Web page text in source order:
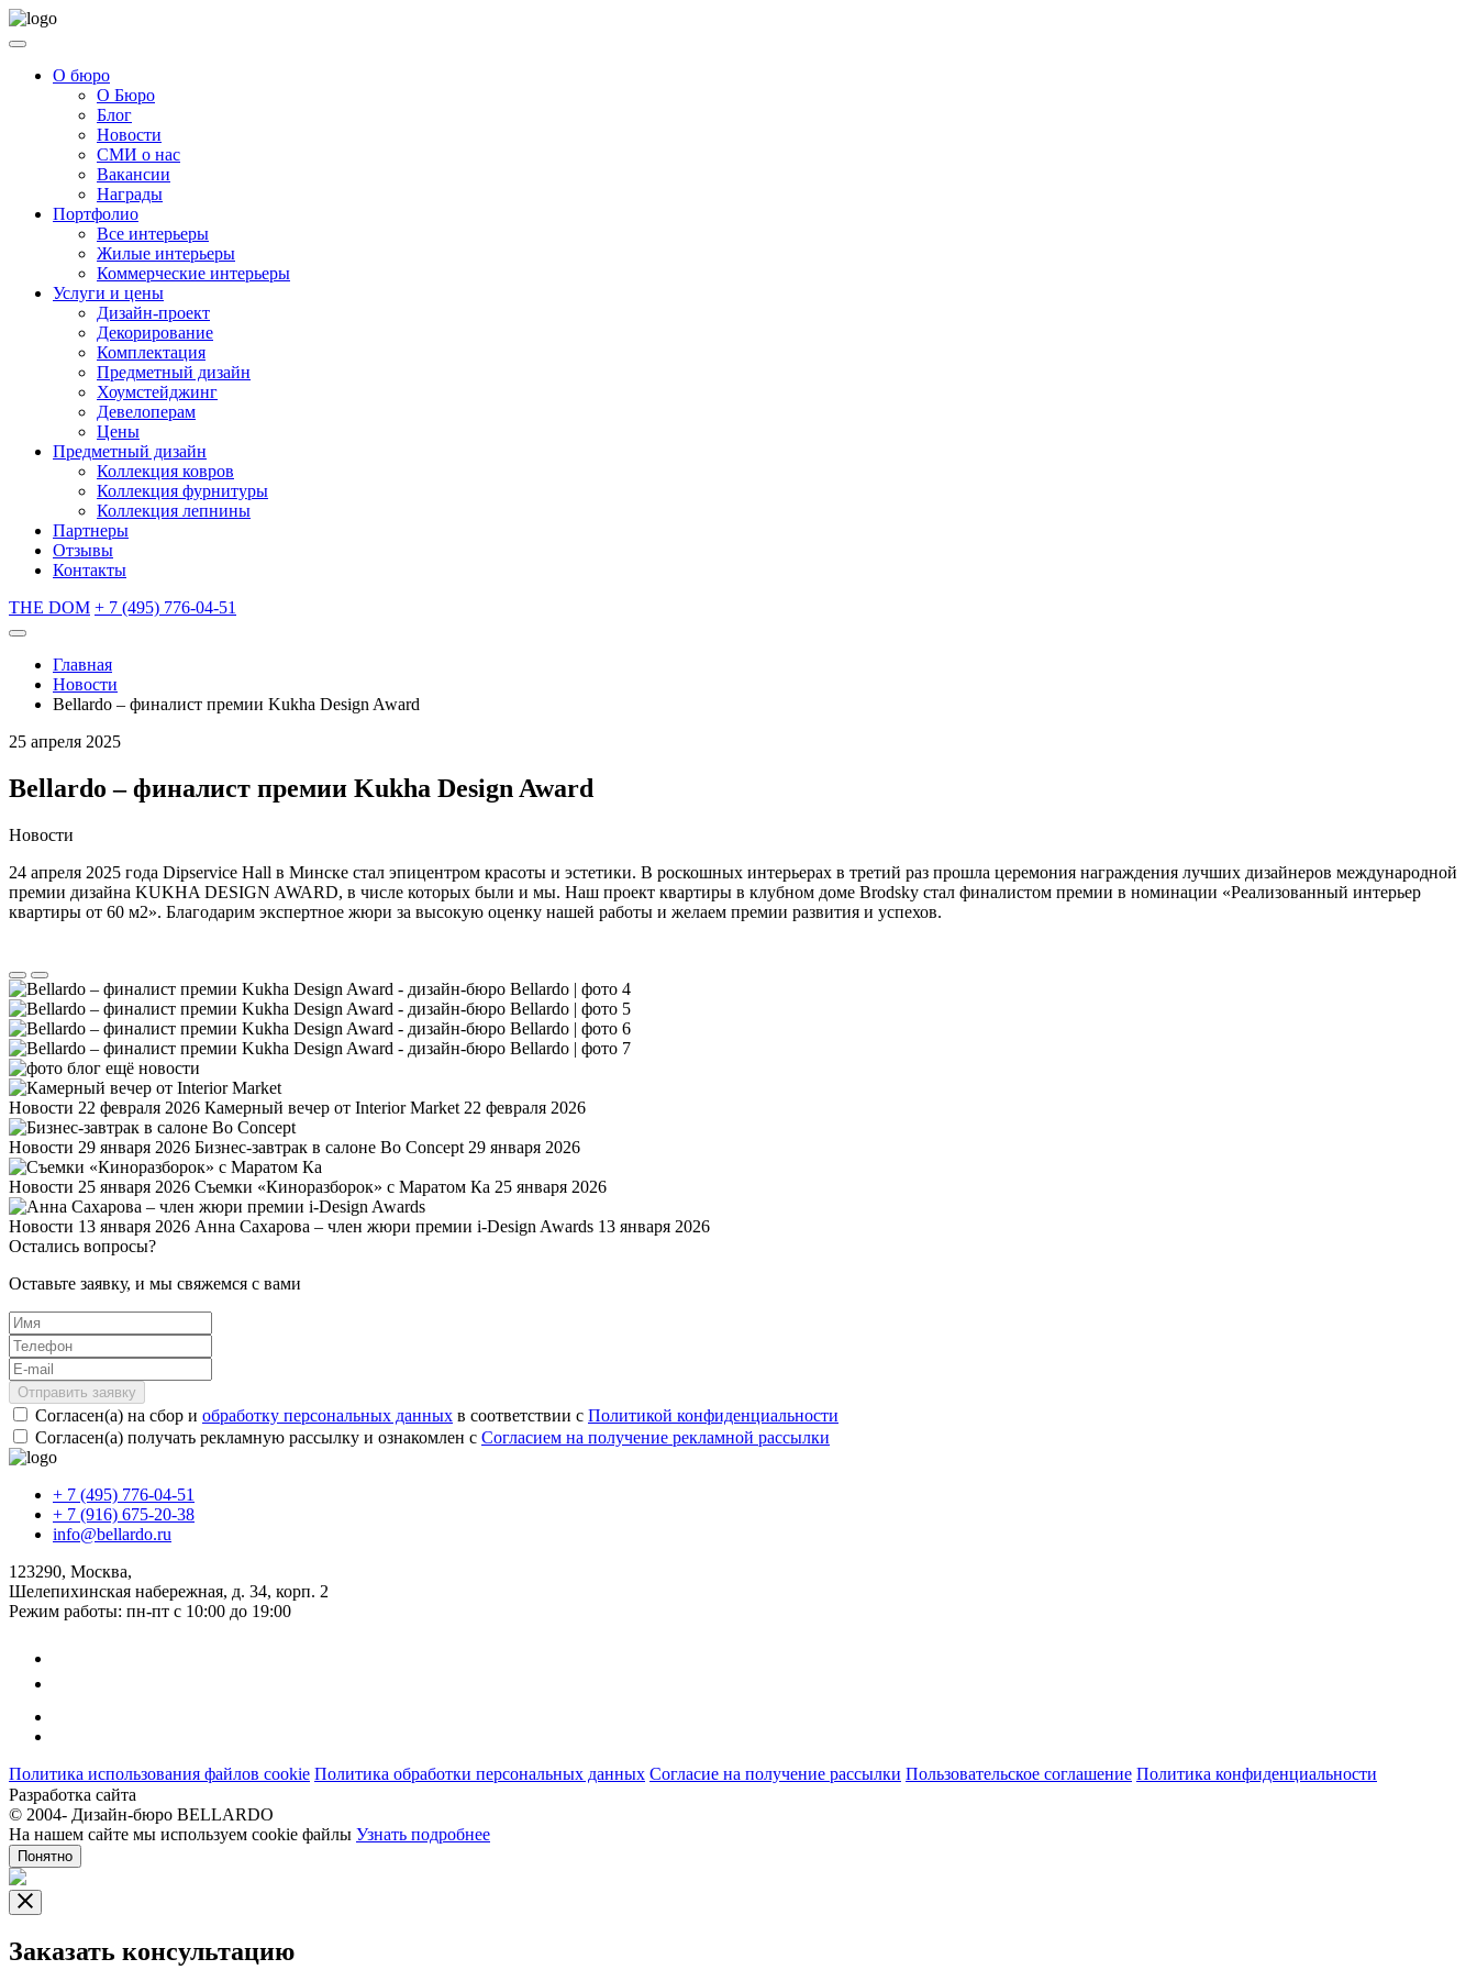
О бюро
О Бюро
Блог
Новости
СМИ о нас
Вакансии
Награды
Портфолио
Все интерьеры
Жилые интерьеры
Коммерческие интерьеры
Услуги и цены
Дизайн-проект
Декорирование
Комплектация
Предметный дизайн
Хоумстейджинг
Девелоперам
Цены
Предметный дизайн
Коллекция ковров
Коллекция фурнитуры
Коллекция лепнины
Партнеры
Отзывы
Контакты
THE DOM + 7 (495) 776-04-51
Главная
Новости
Bellardo – финалист премии Kukha Design Award
25 апреля 2025
Bellardo – финалист премии Kukha Design Award
Новости
24 апреля 2025 года Dipservice Hall в Минске стал эпицентром красоты и эстетики. В роскошных интерьерах в третий раз прошла церемония награждения лучших дизайнеров международной
премии дизайна KUKHA DESIGN AWARD, в числе которых были и мы. Наш проект квартиры в клубном доме Brodsky стал финалистом премии в номинации «Реализованный интерьер
квартиры от 60 м2». Благодарим экспертное жюри за высокую оценку нашей работы и желаем премии развития и успехов.
Новости 22 февраля 2026 Камерный вечер от Interior Market 22 февраля 2026
Новости 29 января 2026 Бизнес-завтрак в салоне Bo Concept 29 января 2026
Новости 25 января 2026 Съемки «Киноразборок» с Маратом Ка 25 января 2026
Новости 13 января 2026 Анна Сахарова – член жюри премии i-Design Awards 13 января 2026
Остались вопросы?
Оставьте заявку, и мы свяжемся с вами
Отправить заявку
Согласен(а) на сбор и обработку персональных данных в соответствии с Политикой конфиденциальности
Согласен(а) получать рекламную рассылку и ознакомлен с Согласием на получение рекламной рассылки
+ 7 (495) 776-04-51
+ 7 (916) 675-20-38
info@bellardo.ru
123290, Москва,
Шелепихинская набережная, д. 34, корп. 2
Режим работы: пн-пт с 10:00 до 19:00
Политика использования файлов cookie Политика обработки персональных данных Согласие на получение рассылки Пользовательское соглашение Политика конфиденциальности
Разработка сайта
© 2004- Дизайн-бюро BELLARDO
На нашем сайте мы используем cookie файлы Узнать подробнее
Понятно
Заказать консультацию